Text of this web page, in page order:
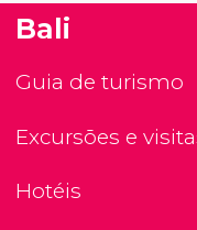
Bali
Guia de turismo
Excursões e
Hotéis